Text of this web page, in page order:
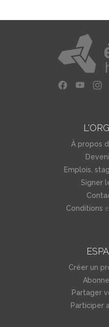
À propos
Emplois,
Signer
Conditions
Créer un
Partager
Participer